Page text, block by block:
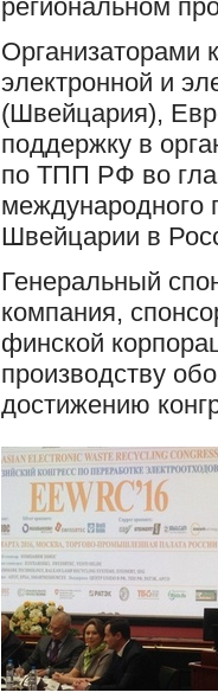
региональном
Организаторами
электронной и
(Швейцария),
поддержку в
по ТПП РФ во
международного
Швейцарии в
Генеральный
компания,
финской
производству
достижению